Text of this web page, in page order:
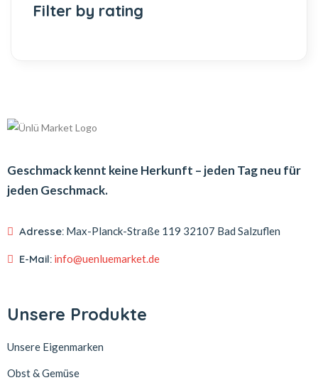
Filter by rating
Geschmack kennt keine Herkunft – jeden Tag neu für
jeden Geschmack.
Adresse: Max-Planck-Straße 119 32107 Bad Salzuflen
E-Mail: info@uenluemarket.de
Unsere Produkte
Unsere Eigenmarken
Obst & Gemüse